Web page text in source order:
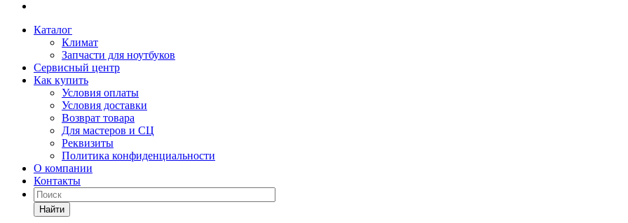
Каталог
Климат
Запчасти для ноутбуков
Сервисный центр
Как купить
Условия оплаты
Условия доставки
Возврат товара
Для мастеров и СЦ
Реквизиты
Политика конфиденциальности
О компании
Контакты
Найти